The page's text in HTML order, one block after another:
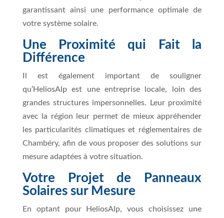
garantissant ainsi une performance optimale de
votre système solaire.
Une Proximité qui Fait la
Différence
Il est également important de souligner
qu’HeliosAlp est une entreprise locale, loin des
grandes structures impersonnelles. Leur proximité
avec la région leur permet de mieux appréhender
les particularités climatiques et réglementaires de
Chambéry, afin de vous proposer des solutions sur
mesure adaptées à votre situation.
Votre Projet de Panneaux
Solaires sur Mesure
En optant pour HeliosAlp, vous choisissez une